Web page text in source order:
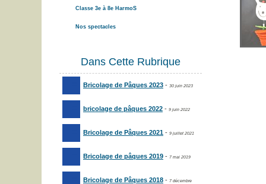
Classe 3e à 8e HarmoS
Nos spectacles
Dans Cette Rubrique
Bricolage de Pâques 2023 - 30 juin 2023
bricolage de pâques 2022 - 9 juin 2022
Bricolage de Pâques 2021 - 9 juillet 2021
Bricolage de pâques 2019 - 7 mai 2019
Bricolage de Pâques 2018 - 7 décembre